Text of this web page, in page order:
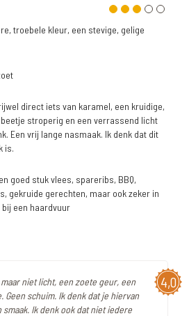
troebele kleur, een stevige, gelige
direct iets van karamel, een kruidige,
stroperig en een verrassend licht
Een vrij lange nasmaak. Ik denk dat dit
is.
goed stuk vlees, spareribs, BBQ,
gekruide gerechten, maar ook zeker in
een haardvuur
4,0
niet licht, een zoete geur, een
schuim. Ik denk dat je hiervan
Ik denk ook dat niet iedere